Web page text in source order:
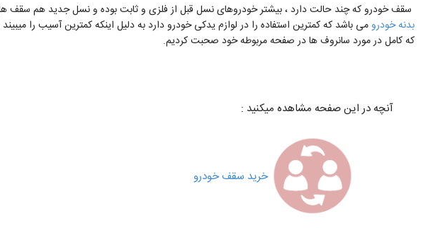
سقف خودرو که چند حالت دارد ، بیشتر خودروهای نسل قبل از فلزی و ثابت بوده و نسل جدید هم سقف
بدنه خودرو می باشد که کمترین استفاده را در لوازم یدکی خودرو دارد به دلیل اینکه کمترین آسیب را
که کامل در مورد سانروف ها در صفحه مربوطه خود صحبت کردیم.
آنچه در این صفحه مشاهده میکنید :
خرید سقف خودرو